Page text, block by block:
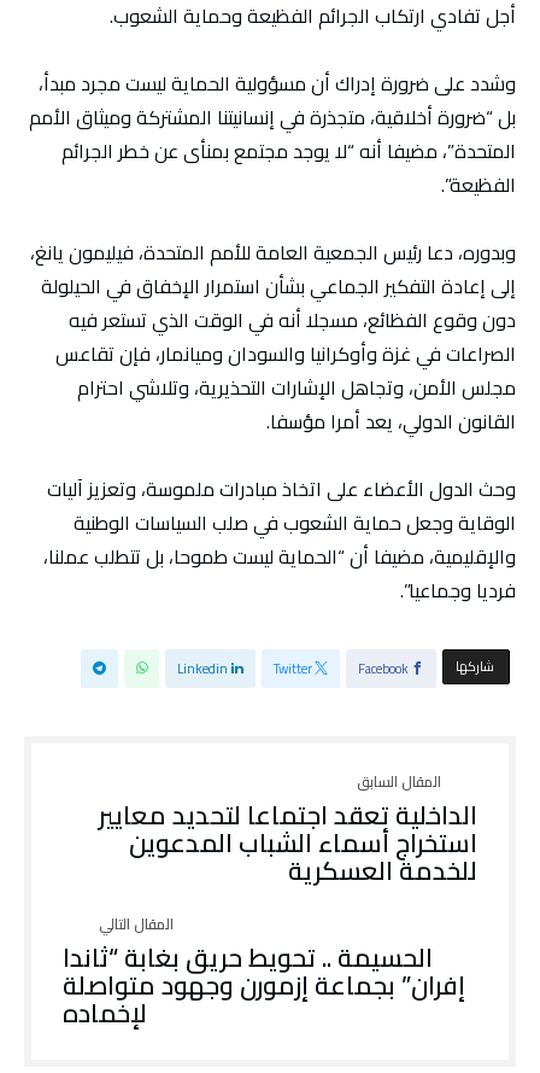
أجل تفادي ارتكاب الجرائم الفظيعة وحماية الشعوب.
وشدد على ضرورة إدراك أن مسؤولية الحماية ليست مجرد مبدأ،
بل “ضرورة أخلاقية، متجذرة في إنسانيتنا المشتركة وميثاق الأمم
المتحدة”، مضيفا أنه “لا يوجد مجتمع بمنأى عن خطر الجرائم
الفظيعة”.
وبدوره، دعا رئيس الجمعية العامة للأمم المتحدة، فيليمون يانغ،
إلى إعادة التفكير الجماعي بشأن استمرار الإخفاق في الحيلولة
دون وقوع الفظائع، مسجلا أنه في الوقت الذي تستعر فيه
الصراعات في غزة وأوكرانيا والسودان وميانمار، فإن تقاعس
مجلس الأمن، وتجاهل الإشارات التحذيرية، وتلاشي احترام
القانون الدولي، يعد أمرا مؤسفا.
وحث الدول الأعضاء على اتخاذ مبادرات ملموسة، وتعزيز آليات
الوقاية وجعل حماية الشعوب في صلب السياسات الوطنية
والإقليمية، مضيفا أن “الحماية ليست طموحا، بل تتطلب عملنا،
فرديا وجماعيا”.
‫‫ شاركها‬ Facebook
Twitter
Linkedin
الداخلية تعقد اجتماعا لتحديد معايير
استخراج أسماء الشباب المدعوين
للخدمة العسكرية
الحسيمة .. تحويط حريق بغابة “ثاندا
إفران” بجماعة إزمورن وجهود متواصلة
لإخماده